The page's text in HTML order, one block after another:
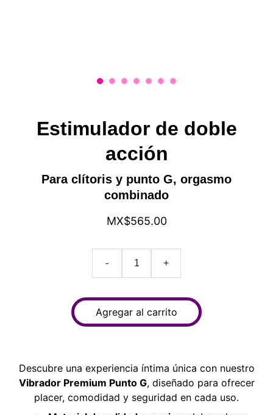
Estimulador de doble
acción
Para clítoris y punto G, orgasmo
combinado
MX$565.00
- +
Agregar al carrito
Descubre una experiencia íntima única con nuestro
Vibrador Premium Punto G, diseñado para ofrecer
placer, comodidad y seguridad en cada uso.